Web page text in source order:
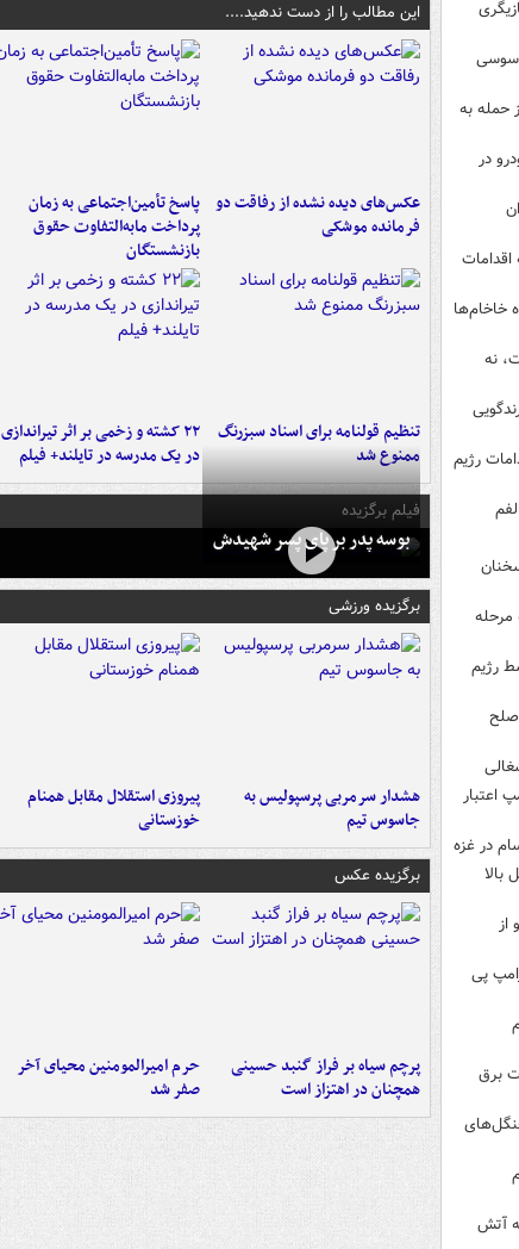
حمله به
در
خاخام‌ها
نه
رژیم
مرحله
توسط رژیم
صلح
اعتبار
در غزه
از
پی
برق
‌آتش
این مطالب را از دست ندهید....
عکس‌های دیده نشده از رفاقت دو
فرمانده‌ موشکی
پاسخ تأمین‌اجتماعی به زمان
پرداخت مابه‌التفاوت حقوق
بازنشستگان
تنظیم قولنامه برای اسناد سبزرنگ
ممنوع شد
۲۲ کشته و زخمی بر اثر تیراندازی
در یک مدرسه در تایلند+ فیلم
فیلم برگزیده
بوسه‌ پدر بر پای پسر شهیدش
برگزیده ورزشی
هشدار سرمربی پرسپولیس به
جاسوس تیم
پیروزی استقلال مقابل همنام
خوزستانی
برگزیده عکس
پرچم سیاه بر فراز گنبد حسینی
همچنان در اهتزاز است
حرم امیرالمومنین محیای آخر
صفر شد